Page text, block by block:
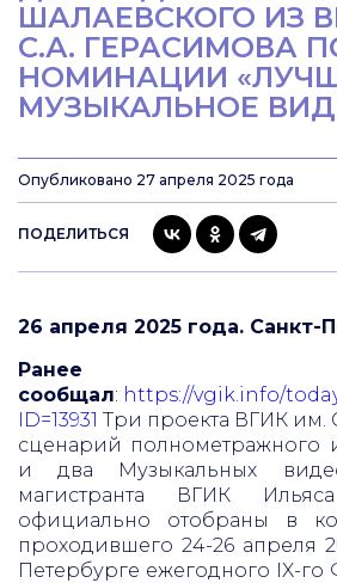
ШАЛАЕВСКОГО ИЗ
С.А. ГЕРАСИМОВА
НОМИНАЦИИ
МУЗЫКАЛЬНОЕ
Опубликовано 27 апреля 2025 года
ПОДЕЛИТЬСЯ
26 апреля 2025 года. Санкт-
Ранее
сообщал: https://vgik.info/
ID=13931 Три проекта ВГИК им.
сценарий полнометражного
и два Музыкальных
магистранта ВГИК
официально отобраны в
проходившего 24-26 апреля
Петербурге ежегодного IX-